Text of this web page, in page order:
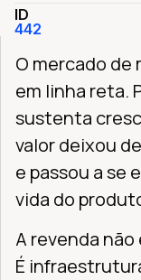
ID
442
O mercado de
em linha reta.
sustenta
valor deixou
e passou a se
vida do
A revenda não
É